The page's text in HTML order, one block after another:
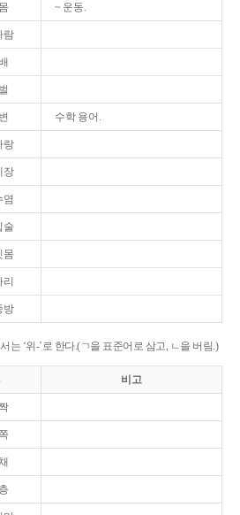
~ 운동.
람
수학 용어.
랑
장
염
술
몸
방
는 ‘위-’로 한다.(ㄱ을 표준어로 삼고, ㄴ을 버림.)
비고